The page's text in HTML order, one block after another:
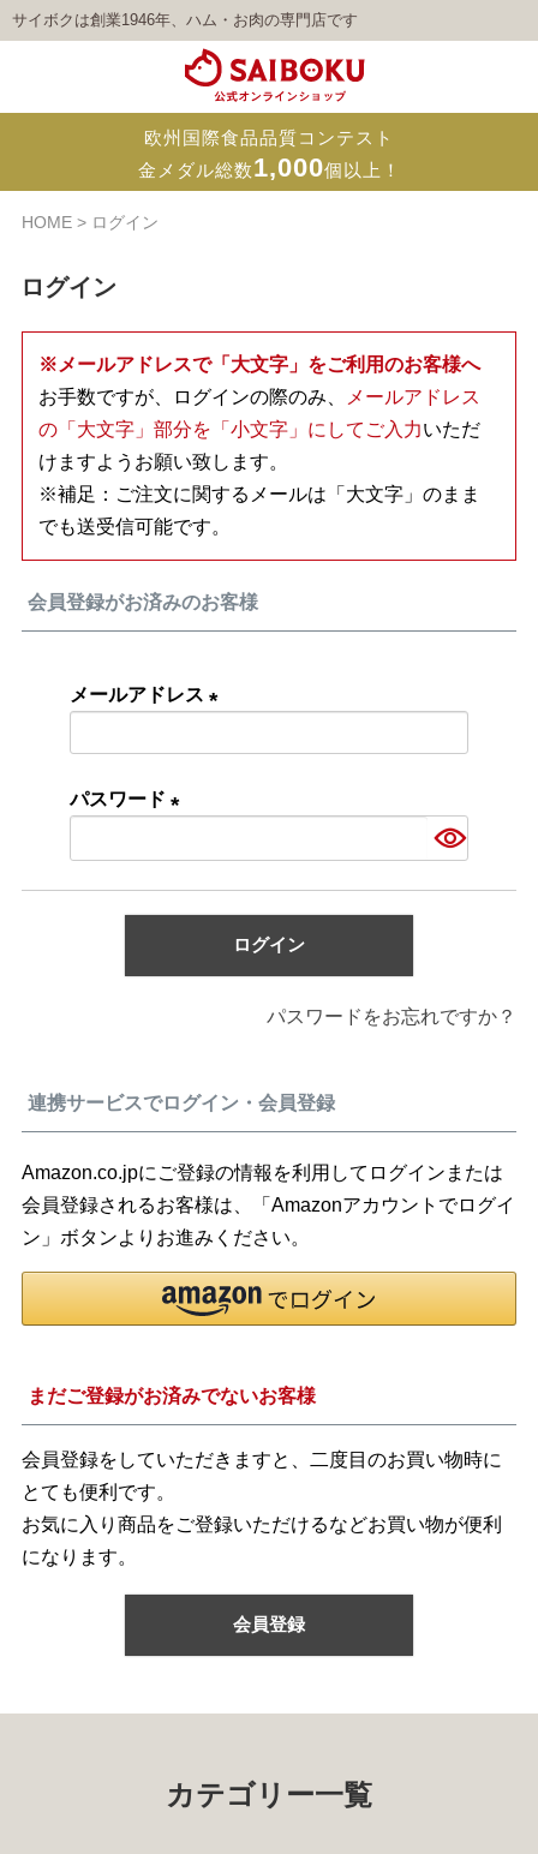
サイボクは創業1946年、ハム・お肉の専門店です
欧州国際食品品質コンテスト
金メダル総数1,000個以上！
HOME ログイン
ログイン
※メールアドレスで「大文字」をご利用のお客様へ
お手数ですが、ログインの際のみ、 メールアドレス
の「大文字」部分を「小文字」にしてご入力いただ
けますようお願い致します。
※補足：ご注文に関するメールは「大文字」のまま
でも送受信可能です。
会員登録がお済みのお客様
メールアドレス
パスワード
ログイン
パスワードをお忘れですか？
連携サービスでログイン・会員登録
Amazon.co.jpにご登録の情報を利用してログインまたは
会員登録されるお客様は、「Amazonアカウントでログイ
ン」ボタンよりお進みください。
まだご登録がお済みでないお客様
会員登録をしていただきますと、二度目のお買い物時に
とても便利です。
お気に入り商品をご登録いただけるなどお買い物が便利
になります。
会員登録
カテゴリー一覧